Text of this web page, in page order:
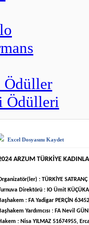
Ödüller
Ödülleri
Excel Dosyasını Kaydet
ARZUM TÜRKİYE
: TÜRKİYE SATRANÇ
Direktörü : IO Ümit
: FA Yadigar PERÇİN
Yardımcısı : FA Nevil
: Nisa YILMAZ 51674955,